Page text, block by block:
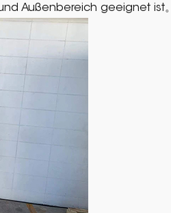
Außenbereich geeignet ist。